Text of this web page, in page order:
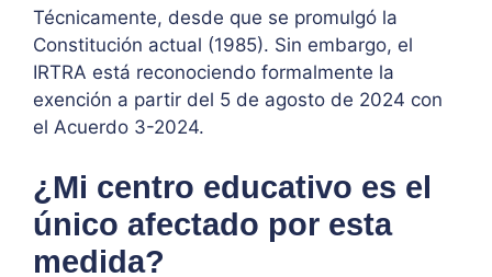
Técnicamente, desde que se promulgó la
Constitución actual (1985). Sin embargo, el
IRTRA está reconociendo formalmente la
exención a partir del 5 de agosto de 2024 con
el Acuerdo 3-2024.
¿Mi centro educativo es el
único afectado por esta
medida?